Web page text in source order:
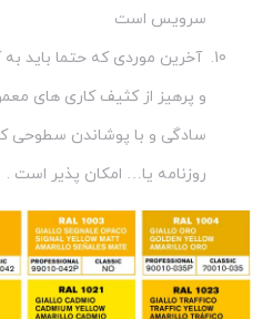
سرویس است
آخرین موردی که حتما باید
و پرهیز از کثیف کاری های
سادگی و با پوشاندن سطوحی
روزنامه یا… امکان پذیر است .